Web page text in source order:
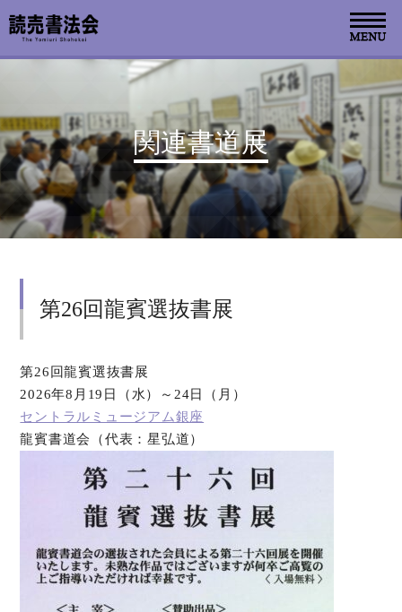
関連書道展
第26回龍賓選抜書展
第26回龍賓選抜書展
2026年8月19日（水）～24日（月）
セントラルミュージアム銀座
龍賓書道会（代表：星弘道）
お知らせ
読売書法会について
読売書法展
関連書道展
デジタルアーカイブ
オンラインショップ
お問い合わせ